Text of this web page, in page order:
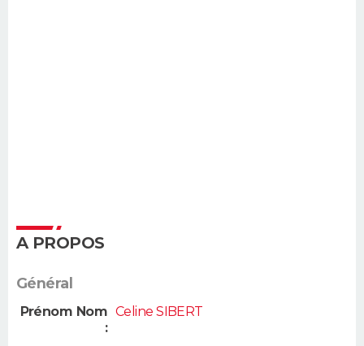
A PROPOS
Général
Prénom Nom
:
Celine SIBERT